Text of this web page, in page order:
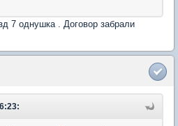
7 однушка . Договор забрали